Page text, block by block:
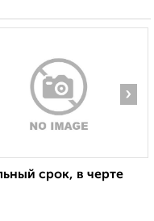
›
срок, в черте